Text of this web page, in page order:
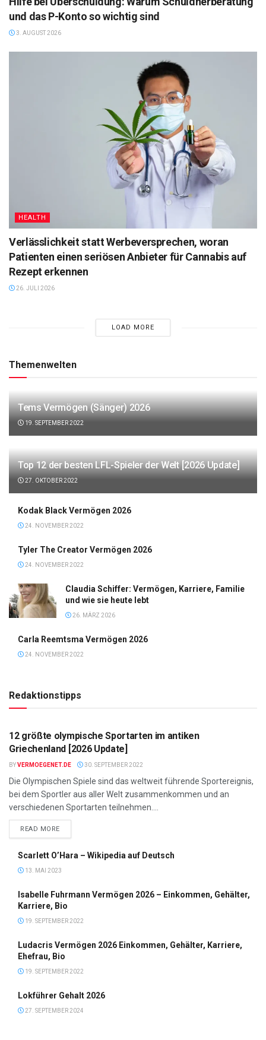
und das P-Konto so wichtig sind
3. AUGUST 2026
HEALTH
Verlässlichkeit statt Werbeversprechen, woran
Patienten einen seriösen Anbieter für Cannabis auf
Rezept erkennen
26. JULI 2026
LOAD MORE
Themenwelten
Tems Vermögen (Sänger) 2026
19. SEPTEMBER 2022
Top 12 der besten LFL-Spieler der Welt [2026 Update]
27. OKTOBER 2022
Kodak Black Vermögen 2026
24. NOVEMBER 2022
Tyler The Creator Vermögen 2026
24. NOVEMBER 2022
Claudia Schiffer: Vermögen, Karriere, Familie
und wie sie heute lebt
26. MÄRZ 2026
Carla Reemtsma Vermögen 2026
24. NOVEMBER 2022
Redaktionstipps
LISTE
12 größte olympische Sportarten im antiken
Griechenland [2026 Update]
BYVERMOEGENET.DE 30. SEPTEMBER 2022
Die Olympischen Spiele sind das weltweit führende Sportereignis,
bei dem Sportler aus aller Welt zusammenkommen und an
verschiedenen Sportarten teilnehmen....
READ MOREDETAILS
Scarlett O’Hara – Wikipedia auf Deutsch
13. MAI 2023
Isabelle Fuhrmann Vermögen 2026 – Einkommen, Gehälter,
Karriere, Bio
19. SEPTEMBER 2022
Ludacris Vermögen 2026 Einkommen, Gehälter, Karriere,
Ehefrau, Bio
19. SEPTEMBER 2022
Lokführer Gehalt 2026
27. SEPTEMBER 2024